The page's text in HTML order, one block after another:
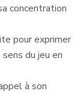
concentration
pour exprimer
du jeu en
à son